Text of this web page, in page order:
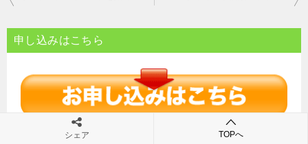
ナ
申し込みはこちら
シェア TOPへ